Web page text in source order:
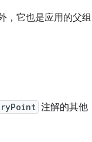
，它也是应用的父组
注解的其他